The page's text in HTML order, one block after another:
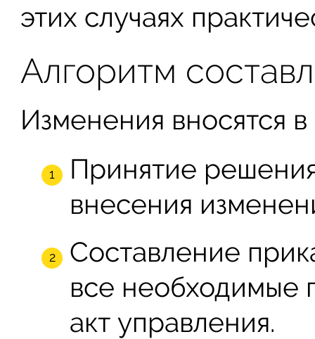
этих случаях
Алгоритм
Изменения вносятся
Принятие
внесения
Составление
все необходимые
акт управления.